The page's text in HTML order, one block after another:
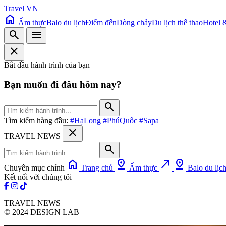
Travel VN
home Ẩm thựcBalo du lịchĐiểm đếnDòng chảyDu lịch thể thaoHotel
search
menu
close
Bắt đầu hành trình của bạn
Bạn muốn đi đâu hôm nay?
search
Tìm kiếm hàng đầu: #HạLong #PhúQuốc #Sapa
TRAVEL NEWS
close
search
Chuyên mục chính home Trang chủ pin_drop Ẩm thực north_east pin_drop Balo du lịch
Kết nối với chúng tôi
TRAVEL NEWS
© 2024 DESIGN LAB